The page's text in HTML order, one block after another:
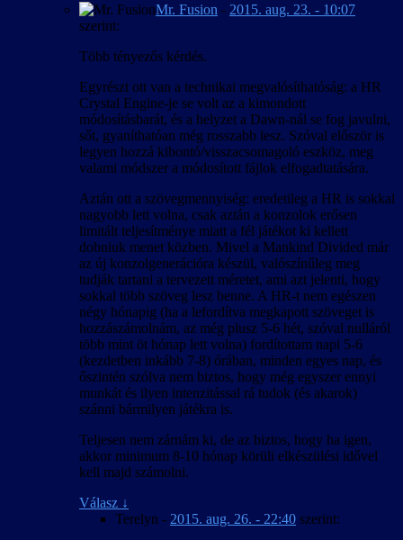
Mr. Fusion - 2015. aug. 23. - 10:07
szerint:
Több tényezős kérdés.
Egyrészt ott van a technikai megvalósíthatóság: a HR
Crystal Engine-je se volt az a kimondott
módosításbarát, és a helyzet a Dawn-nál se fog javulni,
sőt, gyaníthatóan még rosszabb lesz. Szóval először is
legyen hozzá kibontó/visszacsomagoló eszköz, meg
valami módszer a módosított fájlok elfogadtatására.
Aztán ott a szövegmennyiség: eredetileg a HR is sokkal
nagyobb lett volna, csak aztán a konzolok erősen
limitált teljesítménye miatt a fél játékot ki kellett
dobniuk menet közben. Mivel a Mankind Divided már
az új konzolgenerációra készül, valószínűleg meg
tudják tartani a tervezett méretet, ami azt jelenti, hogy
sokkal több szöveg lesz benne. A HR-t nem egészen
négy hónapig (ha a lefordítva megkapott szöveget is
hozzászámolnám, az még plusz 5-6 hét, szóval nulláról
több mint öt hónap lett volna) fordítottam napi 5-6
(kezdetben inkább 7-8) órában, minden egyes nap, és
őszintén szólva nem biztos, hogy még egyszer ennyi
munkát és ilyen intenzitással rá tudok (és akarok)
szánni bármilyen játékra is.
Teljesen nem zárnám ki, de az biztos, hogy ha igen,
akkor minimum 8-10 hónap körüli elkészülési idővel
kell majd számolni.
Válasz ↓
Terelyn - 2015. aug. 26. - 22:40 szerint: